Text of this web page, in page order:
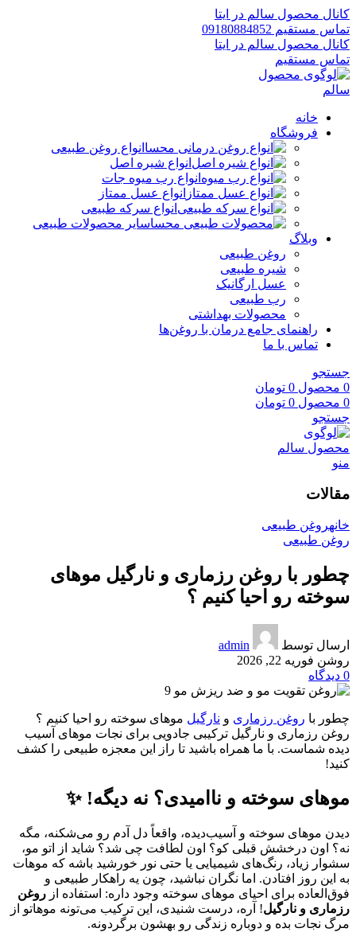
کانال محصول سالم در ایتا
تماس مستقیم 09180884852
کانال محصول سالم در ایتا
تماس مستقیم
خانه
فروشگاه
انواع روغن طبیعی
انواع شیره اصل
انواع رب میوه جات
انواع عسل ممتاز
انواع سرکه طبیعی
سایر محصولات طبیعی
وبلاگ
روغن طبیعی
شیره طبیعی
عسل ارگانیک
رب طبیعی
محصولات بهداشتی
راهنمای جامع درمان با روغن‌ها
تماس با ما
جستجو
0 محصول 0 تومان
0 محصول 0 تومان
جستجو
منو
مقالات
خانهروغن طبیعی
روغن طبیعی
چطور با روغن رزماری و نارگیل موهای
سوخته رو احیا کنیم ؟
ارسال توسط
admin
روشن فوریه 22, 2026
0 دیدگاه
چطور با روغن رزماری و نارگیل موهای سوخته رو احیا کنیم ؟
روغن رزماری و نارگیل ترکیبی جادویی برای نجات موهای آسیب
دیده شماست. با ما همراه باشید تا راز این معجزه طبیعی را کشف
کنید!
موهای سوخته و ناامیدی؟ نه دیگه! ✨
دیدن موهای سوخته و آسیب‌دیده، واقعاً دل آدم رو می‌شکنه، مگه
نه؟ اون درخشش قبلی کو؟ اون لطافت چی شد؟ شاید از اتو مو،
سشوار زیاد، رنگ‌های شیمیایی یا حتی نور خورشید باشه که موهات
به این روز افتادن. اما نگران نباشید، چون یه راهکار طبیعی و
فوق‌العاده برای احیای موهای سوخته وجود داره: استفاده از روغن
رزماری و نارگیل! آره، درست شنیدی، این ترکیب می‌تونه موهاتو از
مرگ نجات بده و دوباره زندگی رو بهشون برگردونه.